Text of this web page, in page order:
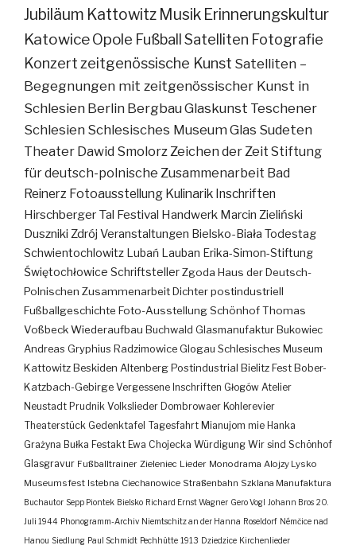
Jubiläum Kattowitz Musik Erinnerungskultur
KatowiceOpole FußballSatelliten Fotografie
Konzertzeitgenössische Kunst Satelliten –
Begegnungen mit zeitgenössischer Kunst in
Schlesien Berlin BergbauGlaskunst Teschener
Schlesien Schlesisches MuseumGlas Sudeten
Theater Dawid SmolorzZeichen der Zeit Stiftung
für deutsch-polnische Zusammenarbeit Bad
Reinerz Fotoausstellung Kulinarik Inschriften
Hirschberger Tal Festival Handwerk Marcin Zieliński
Duszniki Zdrój Veranstaltungen Bielsko-Biała Todestag
Schwientochlowitz Lubań Lauban Erika-Simon-Stiftung
Świętochłowice SchriftstellerZgoda Haus der Deutsch-
Polnischen ZusammenarbeitDichterpostindustriell
Fußballgeschichte Foto-AusstellungSchönhofThomas
VoßbeckWiederaufbau Buchwald Glasmanufaktur Bukowiec
Andreas Gryphius Radzimowice Glogau Schlesisches Museum
Kattowitz Beskiden Altenberg Postindustrial Bielitz Fest Bober-
Katzbach-Gebirge Vergessene Inschriften Głogów Atelier
Neustadt Prudnik Volkslieder Dombrowaer Kohlerevier
Theaterstück Gedenktafel Tagesfahrt Mianujom mie Hanka
Grażyna Bułka Festakt Ewa Chojecka Würdigung Wir sind Schönhof
Glasgravur Fußballtrainer Zieleniec Lieder Monodrama Alojzy Lysko
Museumsfest Istebna Ciechanowice Straßenbahn Szklana Manufaktura
Buchautor Sepp Piontek Bielsko Richard Ernst Wagner Gero Vogl Johann Bros 20.
Juli 1944 Phonogramm-Archiv Niemtschitz an der Hanna Roseldorf Némčice nad
Hanou Siedlung Paul Schmidt Pechhütte 1913 Dziedzice Kirchenlieder